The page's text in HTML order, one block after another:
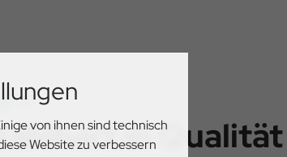
von ihnen sind technisch
Website zu verbessern
in